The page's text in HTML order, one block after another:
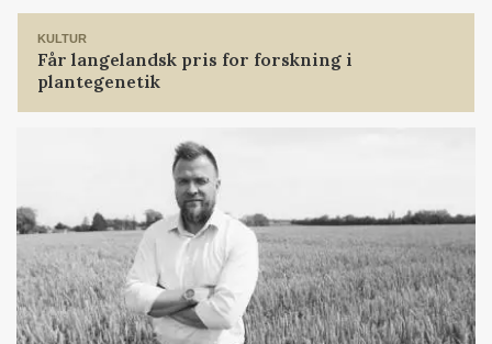
KULTUR
Får langelandsk pris for forskning i
plantegenetik